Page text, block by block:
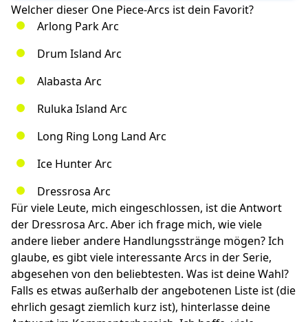
Welcher dieser One Piece-Arcs ist dein Favorit?
Arlong Park Arc
Drum Island Arc
Alabasta Arc
Ruluka Island Arc
Long Ring Long Land Arc
Ice Hunter Arc
Dressrosa Arc
Für viele Leute, mich eingeschlossen, ist die Antwort
der Dressrosa Arc. Aber ich frage mich, wie viele
andere lieber andere Handlungsstränge mögen? Ich
glaube, es gibt viele interessante Arcs in der Serie,
abgesehen von den beliebtesten. Was ist deine Wahl?
Falls es etwas außerhalb der angebotenen Liste ist (die
ehrlich gesagt ziemlich kurz ist), hinterlasse deine